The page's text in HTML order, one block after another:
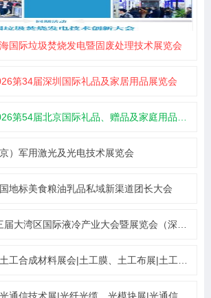
国际垃圾焚烧发电暨固废处理技术展览会
第34届深圳国际礼品及家居用品展览会
第54届北京国际礼品、赠品及家庭用品展览会
）军用激光及光电技术展览会
地标美食粮油乳品私域新渠道团长大会
大湾区国际液冷产业大会暨展览会（深圳）
材料展会|土工膜、土工布展|土工合成材料仪器、设备展览会